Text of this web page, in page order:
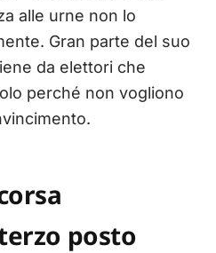
alle urne non lo
Gran parte del suo
da elettori che
perché non vogliono
posto